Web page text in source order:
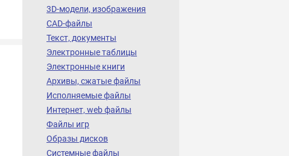
3D-модели, изображения
CAD-файлы
Текст, документы
Электронные таблицы
Электронные книги
Архивы, сжатые файлы
Исполняемые файлы
Интернет, web файлы
Файлы игр
Образы дисков
Системные файлы